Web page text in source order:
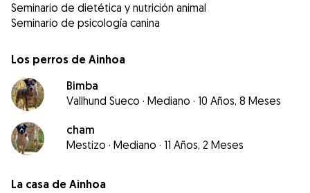
Seminario de dietética y nutrición animal
Seminario de psicología canina
Los perros de Ainhoa
Bimba
Vallhund Sueco · Mediano · 10 Años, 8 Meses
cham
Mestizo · Mediano · 11 Años, 2 Meses
La casa de Ainhoa